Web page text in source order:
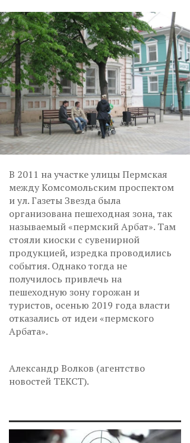
В 2011 на участке улицы Пермская
между Комсомольским проспектом
и ул. Газеты Звезда была
организована пешеходная зона, так
называемый «пермский Арбат». Там
стояли киоски с сувенирной
продукцией, изредка проводились
события. Однако тогда не
получилось привлечь на
пешеходную зону горожан и
туристов, осенью 2019 года власти
отказались от идеи «пермского
Арбата».
Александр Волков (агентство
новостей ТЕКСТ).